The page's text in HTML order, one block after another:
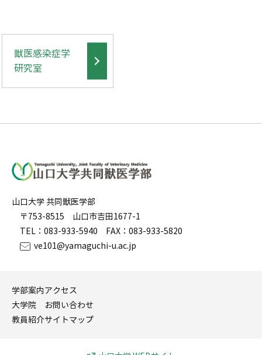
獣医感染症学
研究室
山口大学 共同獣医学部
〒753-8515 山口市吉田1677-1
TEL：083-933-5940 FAX：083-933-5820
ve101@yamaguchi-u.ac.jp
学部案内
大学院
教員紹介
アクセス
お問い合わせ
サイトマップ